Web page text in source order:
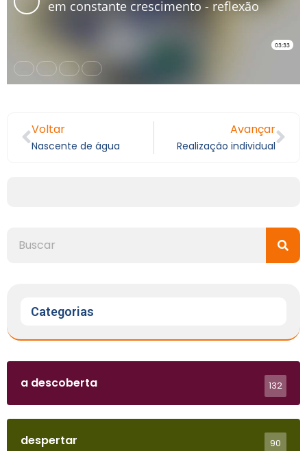
Voltar
Nascente de água
Avançar
Realização individual
Categorias
a descoberta 132
despertar 90